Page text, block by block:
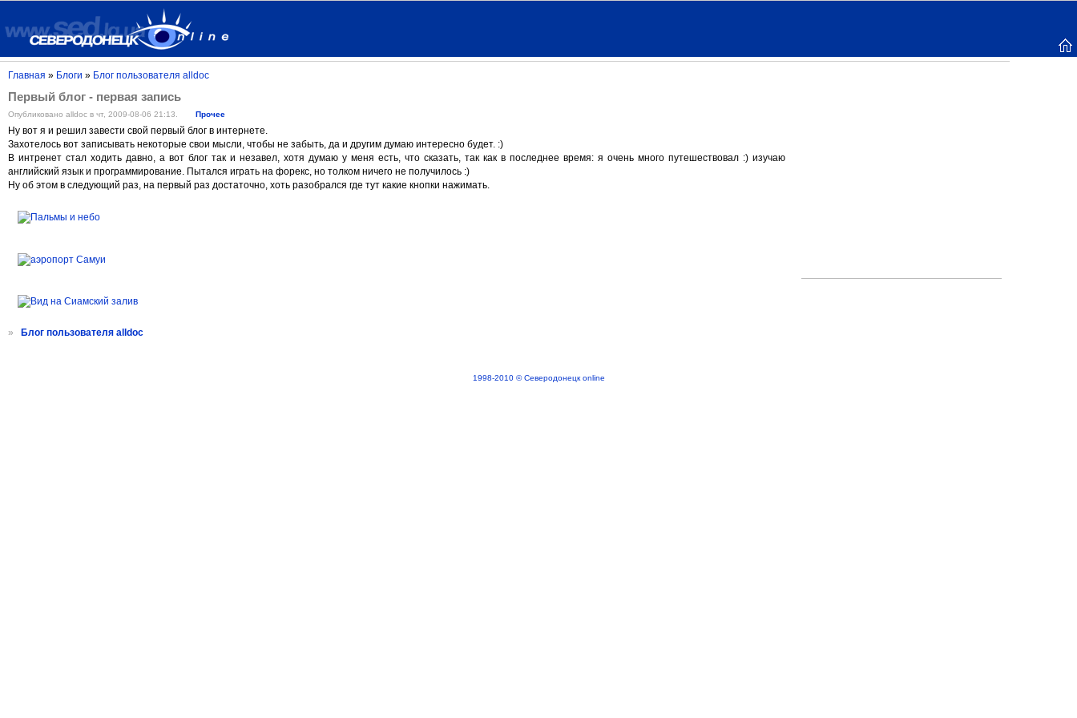
Главная » Блоги » Блог пользователя alldoc
Первый блог - первая запись
Опубликовано alldoc в чт, 2009-08-06 21:13. Прочее
Ну вот я и решил завести свой первый блог в интернете.
Захотелось вот записывать некоторые свои мысли, чтобы не забыть, да и другим думаю интересно будет. :)
В интренет стал ходить давно, а вот блог так и незавел, хотя думаю у меня есть, что сказать, так как в последнее время: я очень много путешествовал :) изучаю
английский язык и программирование. Пытался играть на форекс, но толком ничего не получилось :)
Ну об этом в следующий раз, на первый раз достаточно, хоть разобрался где тут какие кнопки нажимать.
» Блог пользователя alldoc
1998-2010 © Северодонецк online